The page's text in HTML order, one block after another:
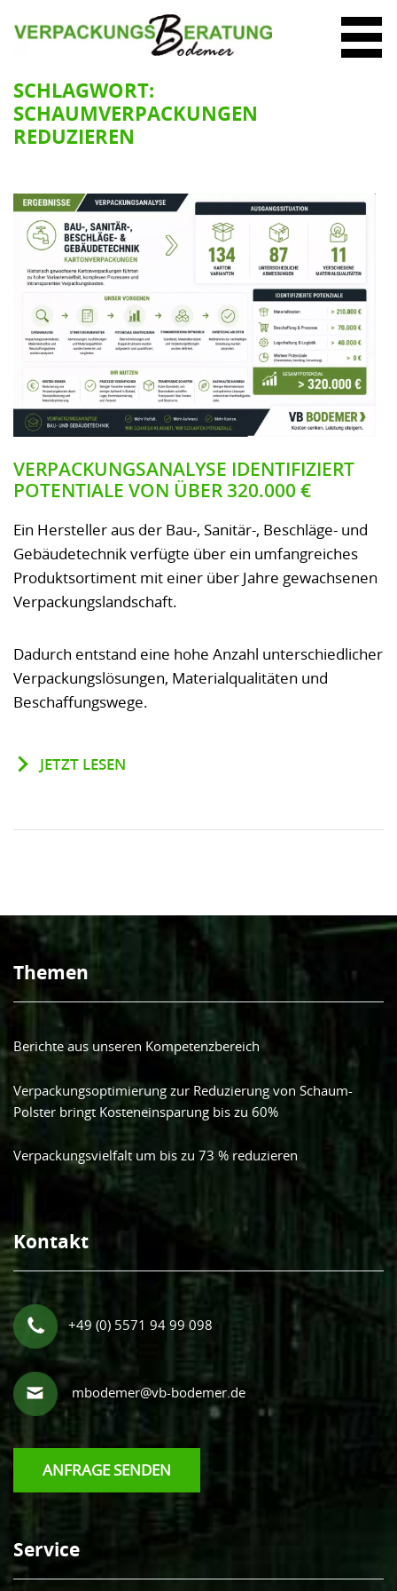
SCHLAGWORT:
SCHAUMVERPACKUNGEN
REDUZIEREN
VERPACKUNGSANALYSE IDENTIFIZIERT
POTENTIALE VON ÜBER 320.000 €
Ein Hersteller aus der Bau-, Sanitär-, Beschläge- und
Gebäudetechnik verfügte über ein umfangreiches
Produktsortiment mit einer über Jahre gewachsenen
Verpackungslandschaft.
Dadurch entstand eine hohe Anzahl unterschiedlicher
Verpackungslösungen, Materialqualitäten und
Beschaffungswege.
JETZT LESEN
Themen
Berichte aus unseren Kompetenzbereich
Verpackungsoptimierung zur Reduzierung von Schaum-
Polster bringt Kosteneinsparung bis zu 60%
Verpackungsvielfalt um bis zu 73 % reduzieren
Kontakt
+49 (0) 5571 94 99 098
mbodemer@vb-bodemer.de
ANFRAGE SENDEN
Service